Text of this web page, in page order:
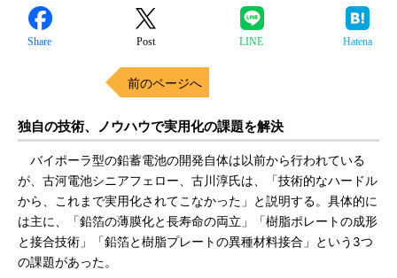
Share Post LINE Hatena
前のページへ
独自の技術、ノウハウで実用化の課題を解決
バイポーラ型の鉛蓄電池の開発自体は以前から行われている
が、古河電池シニアフェロー、古川淳氏は、「技術的なハードル
から、これまで実用化されてこなかった」と説明する。具体的に
は主に、「鉛箔の薄膜化と長寿命の両立」「樹脂ポレートの成形
と接合技術」「鉛箔と樹脂プレートの異種材料接合」という3つ
の課題があった。